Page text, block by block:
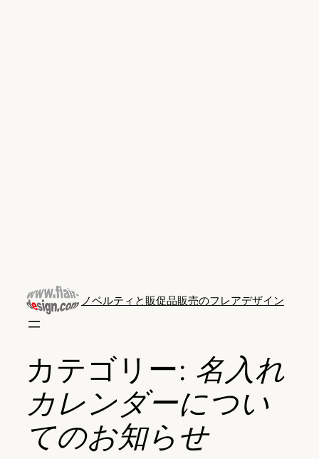
ノベルティと販促品販売のフレアデザイン
カテゴリー: 名入れ
カレンダーについ
てのお知らせ